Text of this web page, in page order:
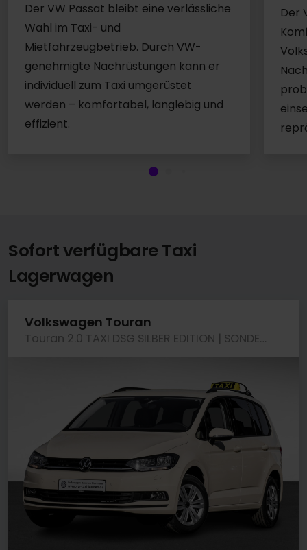
Der VW Passat bleibt eine verlässliche
Wahl im Taxi- und
Mietfahrzeugbetrieb. Durch VW-
genehmigte Nachrüstungen kann er
individuell zum Taxi umgerüstet
werden – komfortabel, langlebig und
effizient.
Der
Sofort verfügbare Taxi
Lagerwagen
Volkswagen Touran
Touran 2.0 TAXI DSG SILBER EDITION | SONDERPREIS